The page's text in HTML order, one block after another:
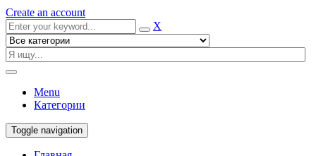
Create an account
X
Menu
Категории
Toggle navigation